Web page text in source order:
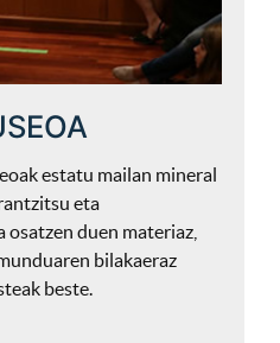
estatu mailan mineral
eta
osatzen duen materiaz,
bilakaeraz
beste.